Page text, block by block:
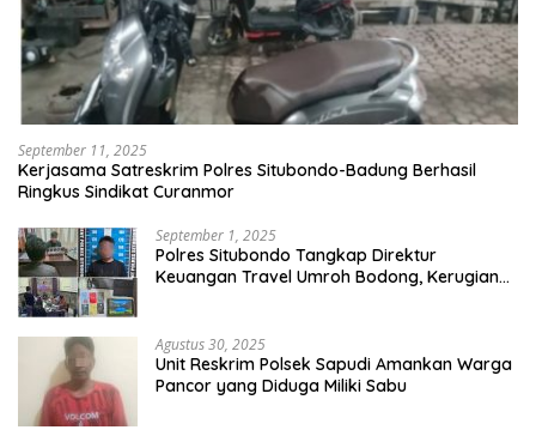
September 11, 2025
Kerjasama Satreskrim Polres Situbondo-Badung Berhasil
Ringkus Sindikat Curanmor
September 1, 2025
Polres Situbondo Tangkap Direktur
Keuangan Travel Umroh Bodong, Kerugian
Agustus 30, 2025
Unit Reskrim Polsek Sapudi Amankan Warga
Pancor yang Diduga Miliki Sabu